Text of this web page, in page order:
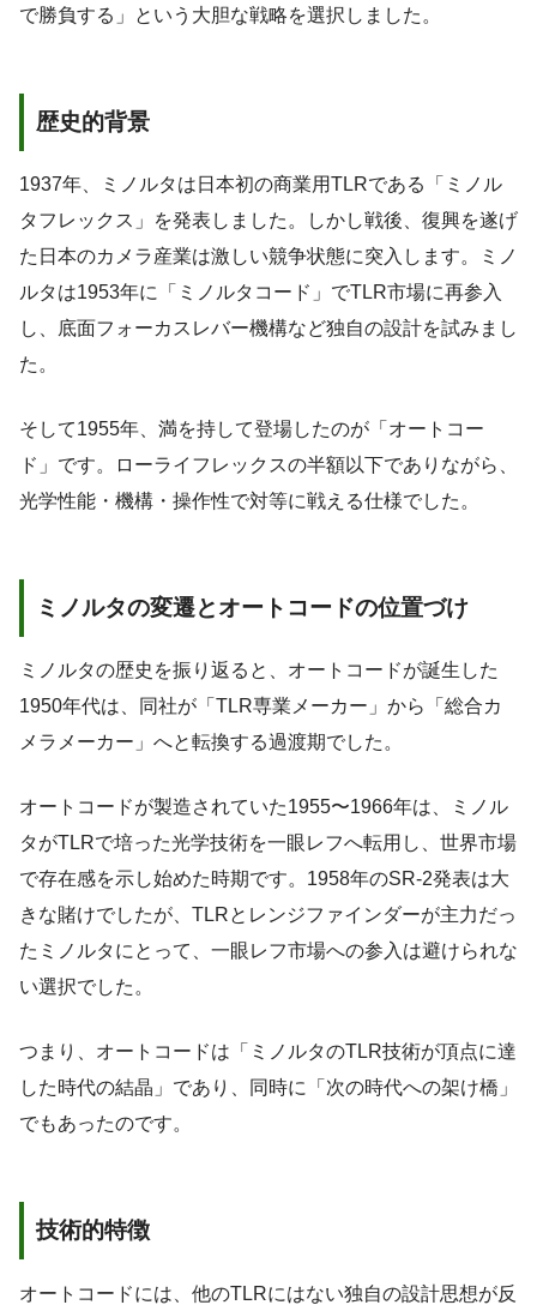
で勝負する」という大胆な戦略を選択しました。
歴史的背景
1937年、ミノルタは日本初の商業用TLRである「ミノル
タフレックス」を発表しました。しかし戦後、復興を遂げ
た日本のカメラ産業は激しい競争状態に突入します。ミノ
ルタは1953年に「ミノルタコード」でTLR市場に再参入
し、底面フォーカスレバー機構など独自の設計を試みまし
た。
そして1955年、満を持して登場したのが「オートコー
ド」です。ローライフレックスの半額以下でありながら、
光学性能・機構・操作性で対等に戦える仕様でした。
ミノルタの変遷とオートコードの位置づけ
ミノルタの歴史を振り返ると、オートコードが誕生した
1950年代は、同社が「TLR専業メーカー」から「総合カ
メラメーカー」へと転換する過渡期でした。
オートコードが製造されていた1955〜1966年は、ミノル
タがTLRで培った光学技術を一眼レフへ転用し、世界市場
で存在感を示し始めた時期です。1958年のSR-2発表は大
きな賭けでしたが、TLRとレンジファインダーが主力だっ
たミノルタにとって、一眼レフ市場への参入は避けられな
い選択でした。
つまり、オートコードは「ミノルタのTLR技術が頂点に達
した時代の結晶」であり、同時に「次の時代への架け橋」
でもあったのです。
技術的特徴
オートコードには、他のTLRにはない独自の設計思想が反